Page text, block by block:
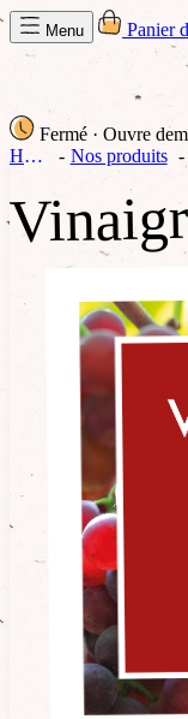
Menu Panier
Fermé · Ouvre
Home
Nos produits